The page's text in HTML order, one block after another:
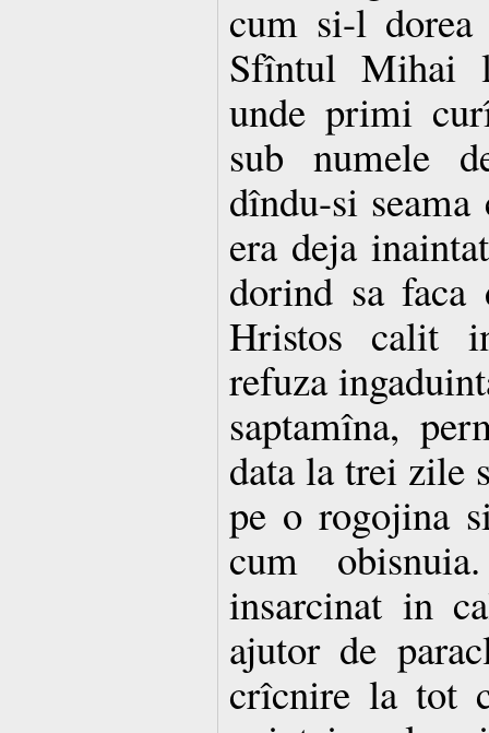
cum si-l
Sfîntul Mihai
unde primi
sub numele
dîndu-si
era deja
dorind sa
Hristos calit
refuza
saptamîna,
data la trei zile
pe o rogojina
cum
insarcinat in
ajutor de
crîcnire la tot